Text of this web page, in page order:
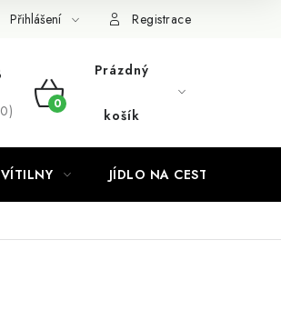
údajů
Přihlášení Registrace
NÁKUPNÍ
Prázdný
košík
JÍDLO NA CESTY